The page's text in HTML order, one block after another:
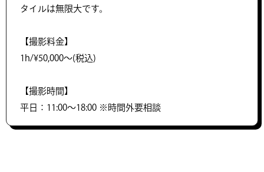
タイルは無限大です。
【撮影料金】
1h/¥50,000〜(税込)
【撮影時間】
平日：11:00～18:00 ※時間外要相談